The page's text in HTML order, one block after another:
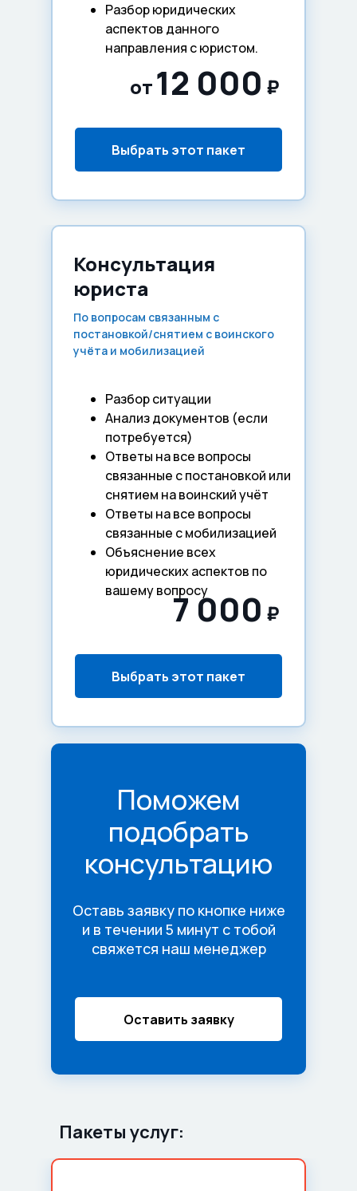
Разбор юридических
аспектов данного
направления с юристом.
Выбрать этот пакет
от ₽
12 000
Консультация
юриста
Разбор ситуации
Анализ документов (если
потребуется)
Ответы на все вопросы
связанные с постановкой или
снятием на воинский учёт
Ответы на все вопросы
связанные с мобилизацией
Объяснение всех
юридических аспектов по
вашему вопросу
Выбрать этот пакет
₽
7 000
По вопросам связанным с
постановкой/снятием с воинского
учёта и мобилизацией
Поможем
подобрать
консультацию
Оставить заявку
Оставь заявку по кнопке ниже
и в течении 5 минут с тобой
свяжется наш менеджер
Пакеты услуг: